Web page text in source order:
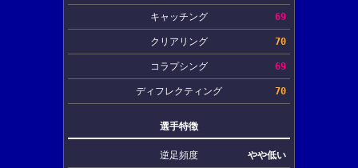
69
キャッチング
70
クリアリング
69
コラプシング
70
ディフレクティング
選手特徴
やや低い
逆足頻度